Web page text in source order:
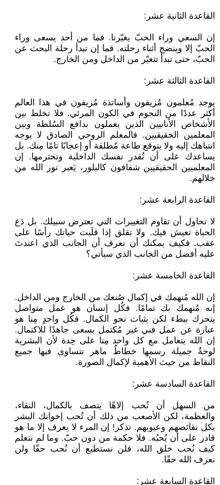
القاعدة الثانية عشر:
إن السعي وراء الحبّ يغيّرنا. فما من أحد يسعى وراء
الحبّ إلا وينضج أثناء رحلته. فما إن تبدأ رحلة البحث عن
الحبّ، حتى تبدأ تتغيّر من الداخل ومن الخارج.
القاعدة الثالثة عشر:
يوجد مُعلمون مُزيفون وأساتذة مُزيفون في هذا العالم
أكثر عددًا من النجوم في الكون المرئي. فلا تخلط بين
الأشخاص الأنانيين الذين يعملون بدافع السُلطة وبين
المعلمين الحقيقيين. فالمعلم الروحي الصادق لا يوجه
انتباهك إليه ولا يتوقع طاعة مُطلقة أو إعجابًا تامًا مِنك. بل
يساعدك على أن تُقدر نفسك الداخلية وتحترمها. إن
المعلميين الحقيقيين شفافون كالبلور، يَعبر نور الله من
خلالهم.
القاعدة الرابعة عشر:
لا تحاول أن تقاوم التغييرات التي تعترض سبيلك. بل دَع
الحياة تعيش فيك. ولا تقلق إذا قلَبت حياتك رأسًا على
عقب. فكيف يمكنك أن تعرف أن الجانب الذي اعتدتَ
عليه أفضل من الجانب الذي سيأتي؟
القاعدة الخامسة عشر:
إن الله مُنهمك في إكمال صُنعك من الخارج ومن الداخل.
إنه مُنهمك بك تمامًا. فكُل إنسان هو عمل متواصل
يتحرك ببطء لكن بثبات نحو الكمال. فكُل واحدٍ مِنا هو
عبارة عن عمل فني غير مُكتمل يسعى جاهدًا للاكتمال.
إن الله يتعامل مع كل واحد مِنا على حِدة لأن البشرية
لوحةٌ جميلة رسمها خطاطٌ ماهر تتساوى فيها جميع
النقاط من حيث الأهمية لإكمال الصورة.
القاعدة السادسة عشر:
من السهل أن تُحب إلاهًا يتصف بالكمال، النقاء،
والعظمة، لكن الأصعب من ذلك أن تُحب إخوانك البشر
بكل نقائصهم وعيوبهم. تذكر! إن المرء لا يعرف إلا ما هو
قادر على أن يُحبُه. فلا حكمة من دون حبّ. وما لم نتعلم
كيف نُحب خلق الله، فلن نستطيع أن نُحب حقًا ولن
نعرف الله حقًا.
القاعدة السابعة عشر: